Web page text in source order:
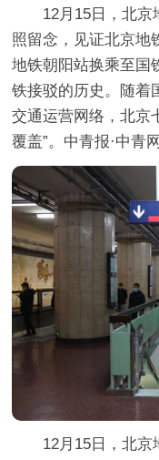
12月15日，北
照留念，见证北京地
地铁朝阳站换乘至国
铁接驳的历史。随着
交通运营网络，北京
覆盖”。中青报·中青
12月15日，北